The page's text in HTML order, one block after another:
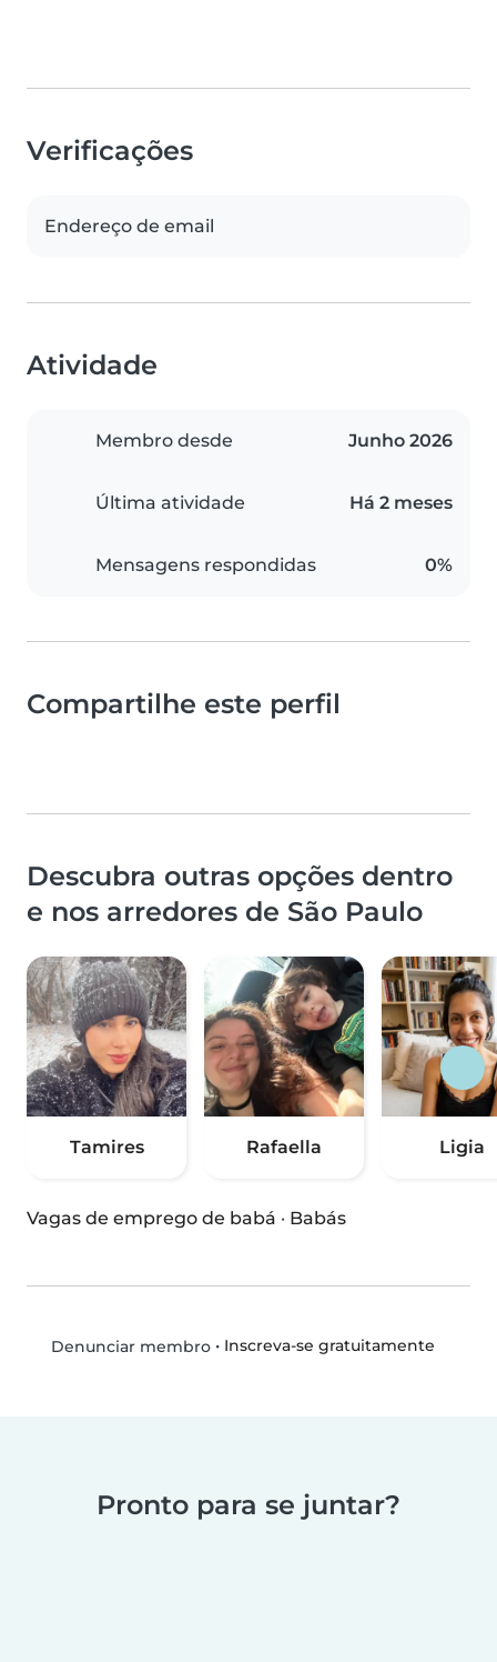
Verificações
Endereço de email
Atividade
Membro desde Junho 2026
Última atividade Há 2 meses
Mensagens respondidas 0%
Compartilhe este perfil
Descubra outras opções dentro
e nos arredores de São Paulo
Tamires Rafaella Ligia
Vagas de emprego de babá · Babás
Denunciar membro• Inscreva-se gratuitamente
Pronto para se juntar?